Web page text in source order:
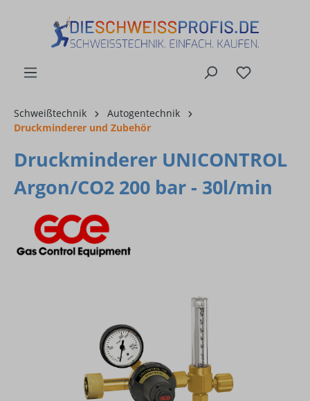
Schweißtechnik
Autogentechnik
Druckminderer und Zubehör
Druckminderer UNICONTROL
Argon/CO2 200 bar - 30l/min